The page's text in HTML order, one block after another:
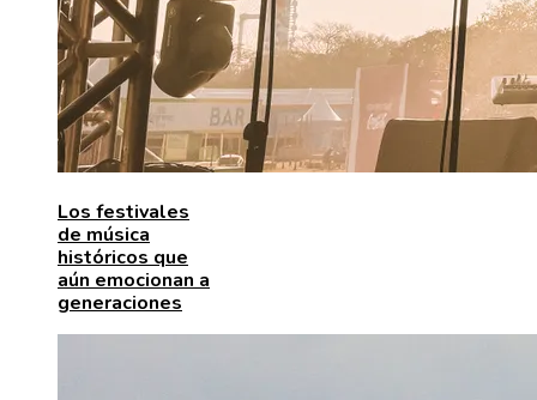
Los festivales
de música
históricos que
aún emocionan a
generaciones